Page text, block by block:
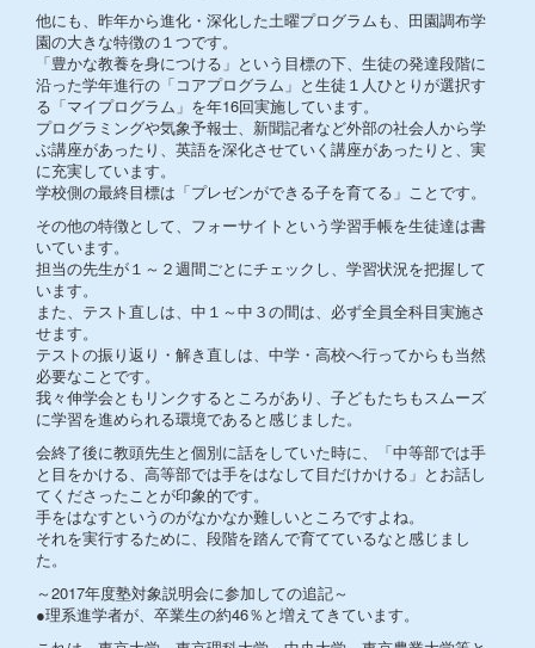
他にも、昨年から進化・深化した土曜プログラムも、田園調布学
園の大きな特徴の１つです。
「豊かな教養を身につける」という目標の下、生徒の発達段階に
沿った学年進行の「コアプログラム」と生徒１人ひとりが選択す
る「マイプログラム」を年16回実施しています。
プログラミングや気象予報士、新聞記者など外部の社会人から学
ぶ講座があったり、英語を深化させていく講座があったりと、実
に充実しています。
学校側の最終目標は「プレゼンができる子を育てる」ことです。
その他の特徴として、フォーサイトという学習手帳を生徒達は書
いています。
担当の先生が１～２週間ごとにチェックし、学習状況を把握して
います。
また、テスト直しは、中１～中３の間は、必ず全員全科目実施さ
せます。
テストの振り返り・解き直しは、中学・高校へ行ってからも当然
必要なことです。
我々伸学会ともリンクするところがあり、子どもたちもスムーズ
に学習を進められる環境であると感じました。
会終了後に教頭先生と個別に話をしていた時に、「中等部では手
と目をかける、高等部では手をはなして目だけかける」とお話し
てくださったことが印象的です。
手をはなすというのがなかなか難しいところですよね。
それを実行するために、段階を踏んで育てているなと感じまし
た。
～2017年度塾対象説明会に参加しての追記～
●理系進学者が、卒業生の約46％と増えてきています。